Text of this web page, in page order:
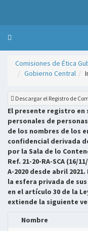
Comisiones de Ética
Gobierno Central
Descargar el Registro de
El presente registro
personales de
de los nombres de los
confidencial derivada
por la Sala de lo
Ref. 21-20-RA-SCA (16/
A-2020 desde abril
la esfera privada de
en el artículo 30 de la
extiende la siguiente
Nombre